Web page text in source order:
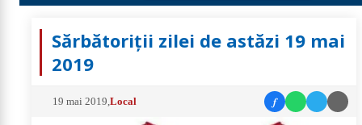
Sărbătoriții zilei de astăzi 19 mai
2019
19 mai 2019 ,Local f